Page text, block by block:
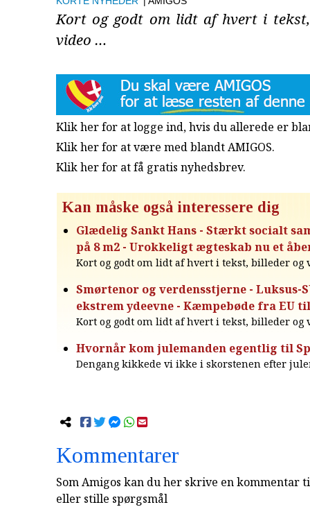
Kort og godt om lidt af hvert i
video …
Klik her for at logge ind, hvis du allerede er
Klik her for at være med blandt AMIGOS.
Klik her for at få gratis nyhedsbrev.
Kan måske også interessere dig
Glædelig Sankt Hans - Stærkt socialt
på 8 m2 - Urokkeligt ægteskab nu et
Kort og godt om lidt af hvert i tekst, billeder og
Smørtenor og verdensstjerne - Luksus-
ekstrem ydeevne - Kæmpebøde fra EU
Kort og godt om lidt af hvert i tekst, billeder og
Hvornår kom julemanden egentlig til
Dengang kikkede vi ikke i skorstenen efter
Kommentarer
Som Amigos kan du her skrive en kommentar
eller stille spørgsmål